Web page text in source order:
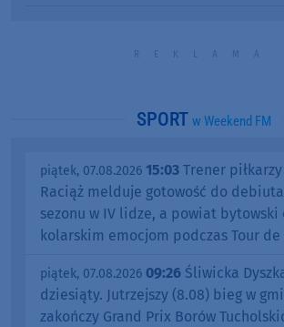
SPORT w Weekend FM
piątek, 07.08.2026 15:03 Trener
Raciąż melduje gotowość do
sezonu w IV lidze, a powiat bytowski
kolarskim emocjom podczas Tour de
piątek, 07.08.2026 09:26 Śliwicka
dziesiąty. Jutrzejszy (8.08) bieg w
zakończy Grand Prix Borów